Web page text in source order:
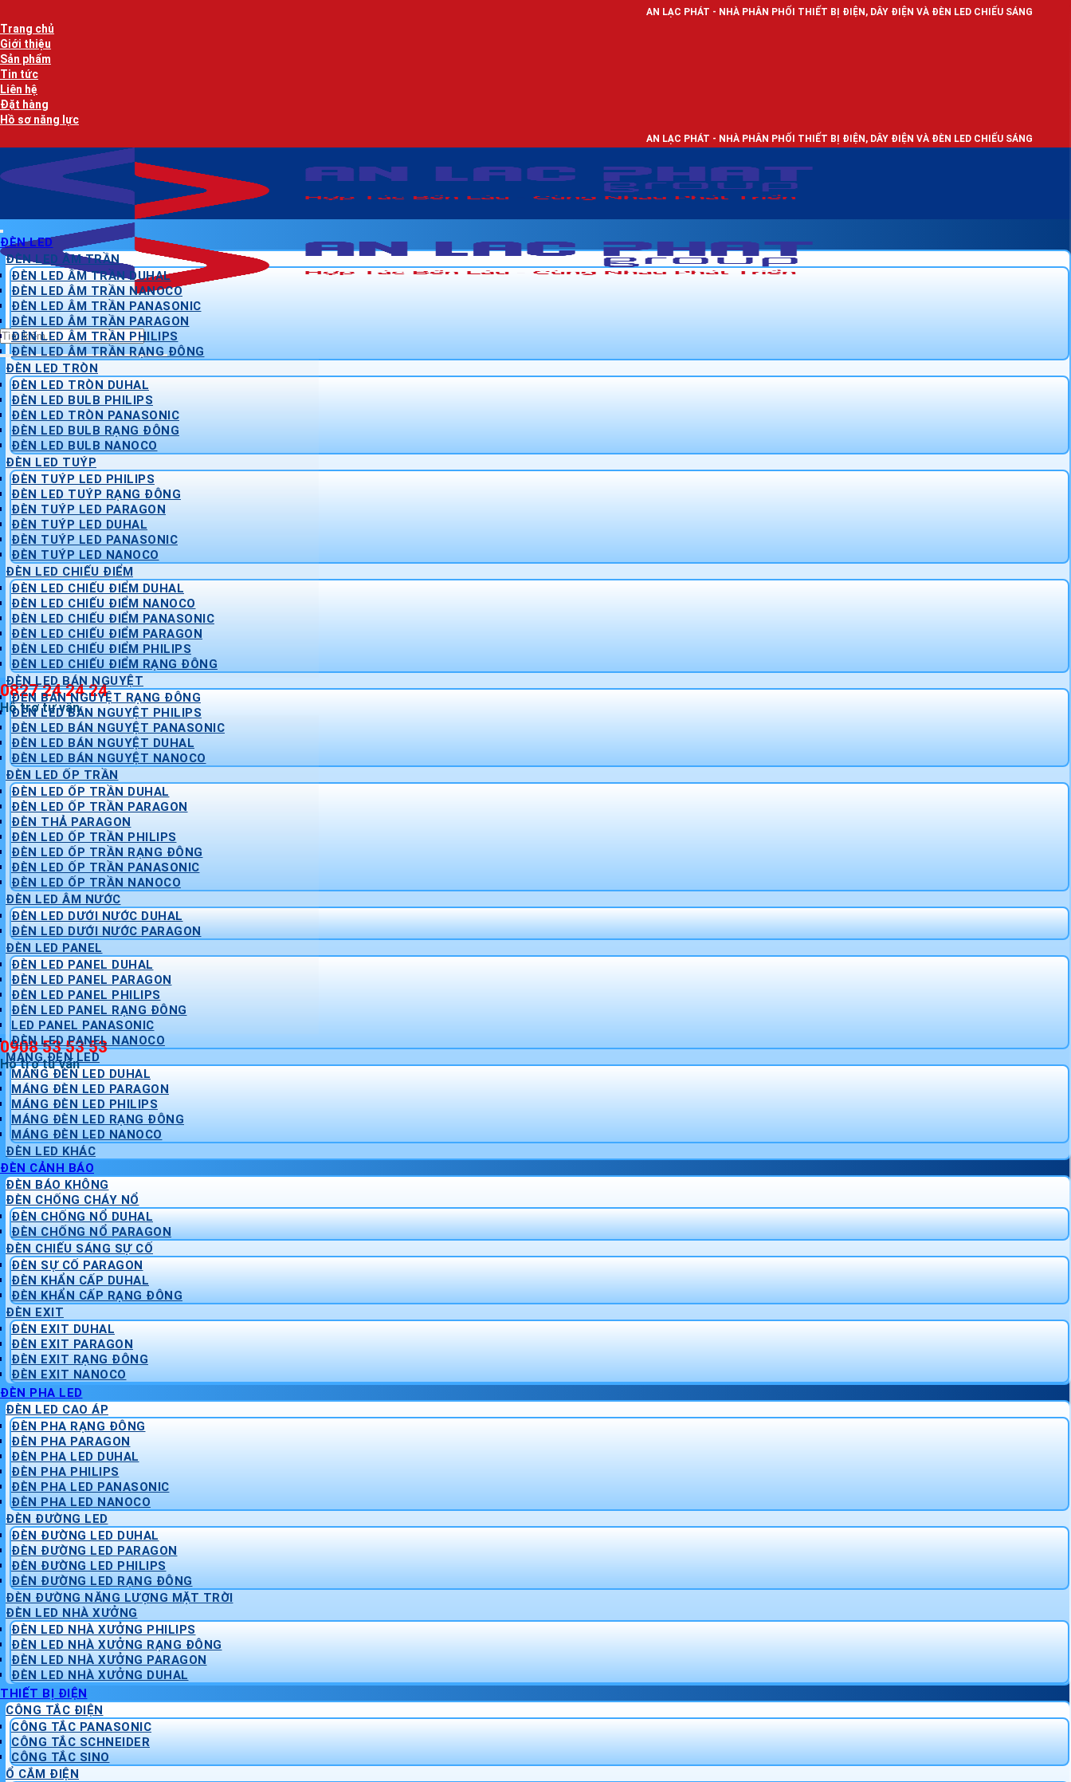
qua
nội
dung
AN LẠC PHÁT - NHÀ PHÂN PHỐI THIẾT BỊ ĐIỆN, DÂY ĐIỆN VÀ ĐÈN LED CHIẾU SÁNG
Trang chủ
Giới thiệu
Sản phẩm
Tin tức
Liên hệ
Đặt hàng
Hồ sơ năng lực
AN LẠC PHÁT - NHÀ PHÂN PHỐI THIẾT BỊ ĐIỆN, DÂY ĐIỆN VÀ ĐÈN LED CHIẾU SÁNG
Tìm
kiếm:
0827 24 24 24
Hỗ trợ tư vấn
0908 53 53 53
Hỗ trợ tư vấn
ĐÈN LED
ĐÈN LED ÂM TRẦN
ĐÈN LED ÂM TRẦN DUHAL
ĐÈN LED ÂM TRẦN NANOCO
ĐÈN LED ÂM TRẦN PANASONIC
ĐÈN LED ÂM TRẦN PARAGON
ĐÈN LED ÂM TRẦN PHILIPS
ĐÈN LED ÂM TRẦN RẠNG ĐÔNG
ĐÈN LED TRÒN
ĐÈN LED TRÒN DUHAL
ĐÈN LED BULB PHILIPS
ĐÈN LED TRÒN PANASONIC
ĐÈN LED BULB RẠNG ĐÔNG
ĐÈN LED BULB NANOCO
ĐÈN LED TUÝP
ĐÈN TUÝP LED PHILIPS
ĐÈN LED TUÝP RẠNG ĐÔNG
ĐÈN TUÝP LED PARAGON
ĐÈN TUÝP LED DUHAL
ĐÈN TUÝP LED PANASONIC
ĐÈN TUÝP LED NANOCO
ĐÈN LED CHIẾU ĐIỂM
ĐÈN LED CHIẾU ĐIỂM DUHAL
ĐÈN LED CHIẾU ĐIỂM NANOCO
ĐÈN LED CHIẾU ĐIỂM PANASONIC
ĐÈN LED CHIẾU ĐIỂM PARAGON
ĐÈN LED CHIẾU ĐIỂM PHILIPS
ĐÈN LED CHIẾU ĐIỂM RẠNG ĐÔNG
ĐÈN LED BÁN NGUYỆT
ĐÈN BÁN NGUYỆT RẠNG ĐÔNG
ĐÈN LED BÁN NGUYỆT PHILIPS
ĐÈN LED BÁN NGUYỆT PANASONIC
ĐÈN LED BÁN NGUYỆT DUHAL
ĐÈN LED BÁN NGUYỆT NANOCO
ĐÈN LED ỐP TRẦN
ĐÈN LED ỐP TRẦN DUHAL
ĐÈN LED ỐP TRẦN PARAGON
ĐÈN THẢ PARAGON
ĐÈN LED ỐP TRẦN PHILIPS
ĐÈN LED ỐP TRẦN RẠNG ĐÔNG
ĐÈN LED ỐP TRẦN PANASONIC
ĐÈN LED ỐP TRẦN NANOCO
ĐÈN LED ÂM NƯỚC
ĐÈN LED DƯỚI NƯỚC DUHAL
ĐÈN LED DƯỚI NƯỚC PARAGON
ĐÈN LED PANEL
ĐÈN LED PANEL DUHAL
ĐÈN LED PANEL PARAGON
ĐÈN LED PANEL PHILIPS
ĐÈN LED PANEL RẠNG ĐÔNG
LED PANEL PANASONIC
ĐÈN LED PANEL NANOCO
MÁNG ĐÈN LED
MÁNG ĐÈN LED DUHAL
MÁNG ĐÈN LED PARAGON
MÁNG ĐÈN LED PHILIPS
MÁNG ĐÈN LED RẠNG ĐÔNG
MÁNG ĐÈN LED NANOCO
ĐÈN LED KHÁC
ĐÈN CẢNH BÁO
ĐÈN BÁO KHÔNG
ĐÈN CHỐNG CHÁY NỔ
ĐÈN CHỐNG NỔ DUHAL
ĐÈN CHỐNG NỔ PARAGON
ĐÈN CHIẾU SÁNG SỰ CỐ
ĐÈN SỰ CỐ PARAGON
ĐÈN KHẨN CẤP DUHAL
ĐÈN KHẨN CẤP RẠNG ĐÔNG
ĐÈN EXIT
ĐÈN EXIT DUHAL
ĐÈN EXIT PARAGON
ĐÈN EXIT RẠNG ĐÔNG
ĐÈN EXIT NANOCO
ĐÈN PHA LED
ĐÈN LED CAO ÁP
ĐÈN PHA RẠNG ĐÔNG
ĐÈN PHA PARAGON
ĐÈN PHA LED DUHAL
ĐÈN PHA PHILIPS
ĐÈN PHA LED PANASONIC
ĐÈN PHA LED NANOCO
ĐÈN ĐƯỜNG LED
ĐÈN ĐƯỜNG LED DUHAL
ĐÈN ĐƯỜNG LED PARAGON
ĐÈN ĐƯỜNG LED PHILIPS
ĐÈN ĐƯỜNG LED RẠNG ĐÔNG
ĐÈN ĐƯỜNG NĂNG LƯỢNG MẶT TRỜI
ĐÈN LED NHÀ XƯỞNG
ĐÈN LED NHÀ XƯỞNG PHILIPS
ĐÈN LED NHÀ XƯỞNG RẠNG ĐÔNG
ĐÈN LED NHÀ XƯỞNG PARAGON
ĐÈN LED NHÀ XƯỞNG DUHAL
THIẾT BỊ ĐIỆN
CÔNG TẮC ĐIỆN
CÔNG TẮC PANASONIC
CÔNG TẮC SCHNEIDER
CÔNG TẮC SINO
Ổ CẮM ĐIỆN